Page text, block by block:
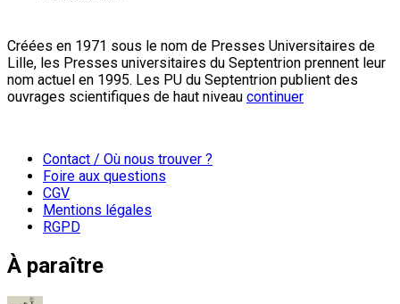
Créées en 1971 sous le nom de Presses Universitaires de
Lille, les Presses universitaires du Septentrion prennent leur
nom actuel en 1995. Les PU du Septentrion publient des
ouvrages scientifiques de haut niveau continuer
Contact / Où nous trouver ?
Foire aux questions
CGV
Mentions légales
RGPD
À paraître